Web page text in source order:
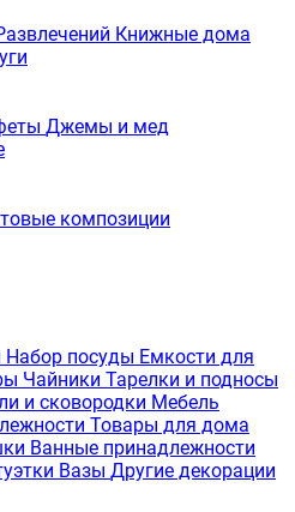
Книжные дома
Джемы и мед
композиции
Набор посуды Емкости для
Чайники Тарелки и подносы
и сковородки Мебель
Товары для дома
Ванные принадлежности
Вазы Другие декорации